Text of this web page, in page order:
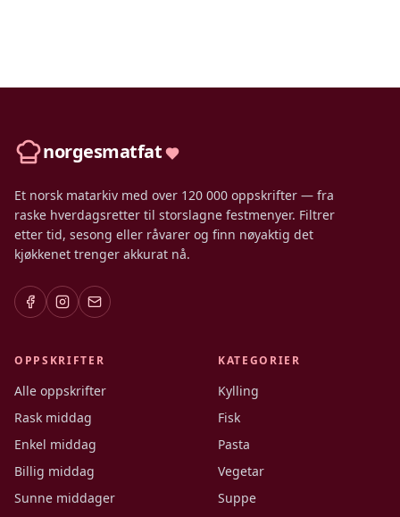
norgesmatfat
Et norsk matarkiv med over 120 000 oppskrifter — fra
raske hverdagsretter til storslagne festmenyer. Filtrer
etter tid, sesong eller råvarer og finn nøyaktig det
kjøkkenet trenger akkurat nå.
OPPSKRIFTER
Alle oppskrifter
Rask middag
Enkel middag
Billig middag
Sunne middager
KATEGORIER
Kylling
Fisk
Pasta
Vegetar
Suppe